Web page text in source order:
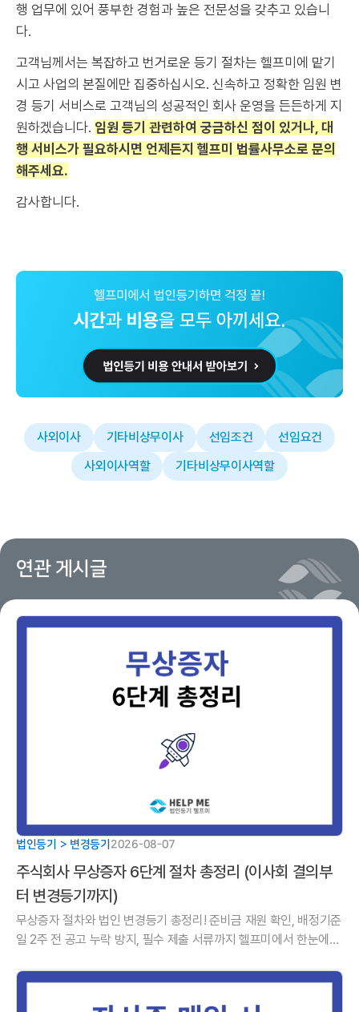
행 업무에 있어 풍부한 경험과 높은 전문성을 갖추고 있습니
다.
고객님께서는 복잡하고 번거로운 등기 절차는 헬프미에 맡기
시고 사업의 본질에만 집중하십시오. 신속하고 정확한 임원 변
경 등기 서비스로 고객님의 성공적인 회사 운영을 든든하게 지
원하겠습니다. 임원 등기 관련하여 궁금하신 점이 있거나, 대
행 서비스가 필요하시면 언제든지 헬프미 법률사무소로 문의
해주세요.
감사합니다.
사외이사 기타비상무이사 선임조건
선임요건
사외이사역할
기타비상무이사역할
연관 게시글
법인등기 > 변경등기 2026-08-07
주식회사 무상증자 6단계 절차 총정리 (이사회 결의부
터 변경등기까지)
무상증자 절차와 법인 변경등기 총정리! 준비금 재원 확인, 배정기준
일 2주 전 공고 누락 방지, 필수 제출 서류까지 헬프미에서 한눈에